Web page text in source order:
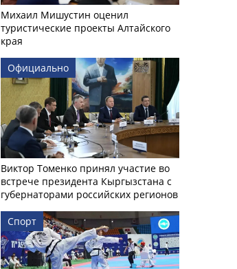
Михаил Мишустин оценил
туристические проекты Алтайского
края
Официально
Виктор Томенко принял участие во
встрече президента Кыргызстана с
губернаторами российских регионов
Спорт